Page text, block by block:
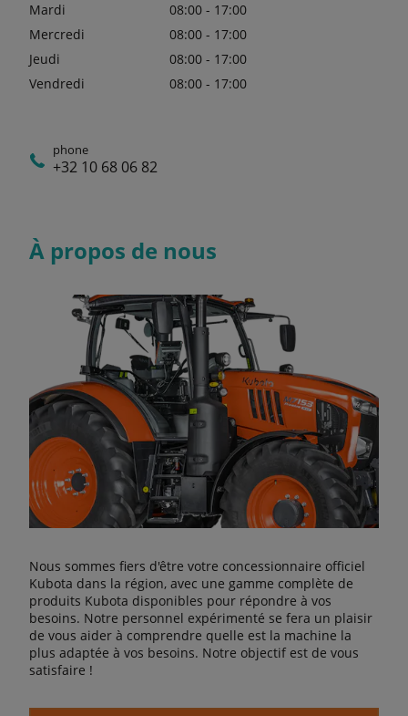
Mardi
08:00 - 17:00
Mercredi
08:00 - 17:00
Jeudi
08:00 - 17:00
Vendredi
08:00 - 17:00
phone
+32 10 68 06 82
À propos de nous
Nous sommes fiers d'être votre concessionnaire officiel
Kubota dans la région, avec une gamme complète de
produits Kubota disponibles pour répondre à vos
besoins. Notre personnel expérimenté se fera un plaisir
de vous aider à comprendre quelle est la machine la
plus adaptée à vos besoins. Notre objectif est de vous
satisfaire !